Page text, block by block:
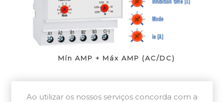
Mín AMP + Máx AMP (AC/DC)
Ao utilizar os nossos serviços concorda com a